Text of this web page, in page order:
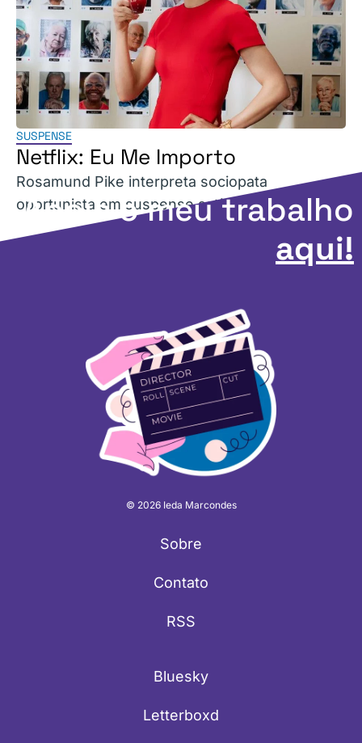
SUSPENSE
Netflix: Eu Me Importo
Rosamund Pike interpreta sociopata
oportunista em suspense satírico da Netflix.
Apoie o meu trabalho
aqui!
© 2026 Ieda Marcondes
Sobre
Contato
RSS
Bluesky
Letterboxd